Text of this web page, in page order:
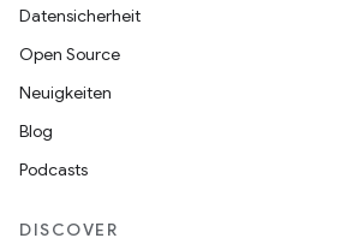
Datensicherheit
Open Source
Neuigkeiten
Blog
Podcasts
DISCOVER